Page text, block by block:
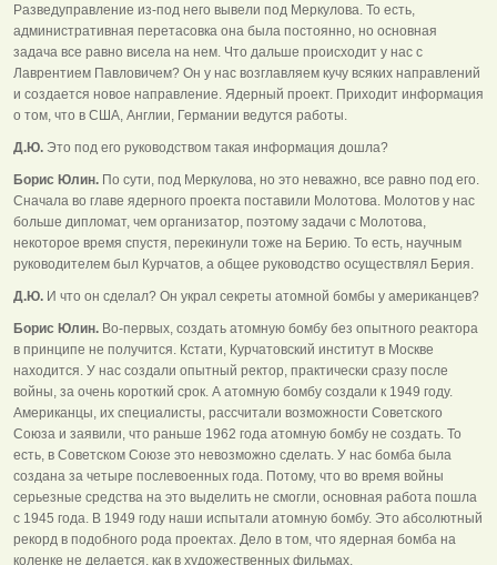
Разведуправление из-под него вывели под Меркулова. То есть,
административная перетасовка она была постоянно, но основная
задача все равно висела на нем. Что дальше происходит у нас с
Лаврентием Павловичем? Он у нас возглавляем кучу всяких направлений
и создается новое направление. Ядерный проект. Приходит информация
о том, что в США, Англии, Германии ведутся работы.
Д.Ю. Это под его руководством такая информация дошла?
Борис Юлин. По сути, под Меркулова, но это неважно, все равно под его.
Сначала во главе ядерного проекта поставили Молотова. Молотов у нас
больше дипломат, чем организатор, поэтому задачи с Молотова,
некоторое время спустя, перекинули тоже на Берию. То есть, научным
руководителем был Курчатов, а общее руководство осуществлял Берия.
Д.Ю. И что он сделал? Он украл секреты атомной бомбы у американцев?
Борис Юлин. Во-первых, создать атомную бомбу без опытного реактора
в принципе не получится. Кстати, Курчатовский институт в Москве
находится. У нас создали опытный ректор, практически сразу после
войны, за очень короткий срок. А атомную бомбу создали к 1949 году.
Американцы, их специалисты, рассчитали возможности Советского
Союза и заявили, что раньше 1962 года атомную бомбу не создать. То
есть, в Советском Союзе это невозможно сделать. У нас бомба была
создана за четыре послевоенных года. Потому, что во время войны
серьезные средства на это выделить не смогли, основная работа пошла
с 1945 года. В 1949 году наши испытали атомную бомбу. Это абсолютный
рекорд в подобного рода проектах. Дело в том, что ядерная бомба на
коленке не делается, как в художественных фильмах.